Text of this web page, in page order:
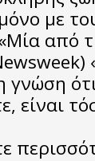
με
από
γνώση
είναι